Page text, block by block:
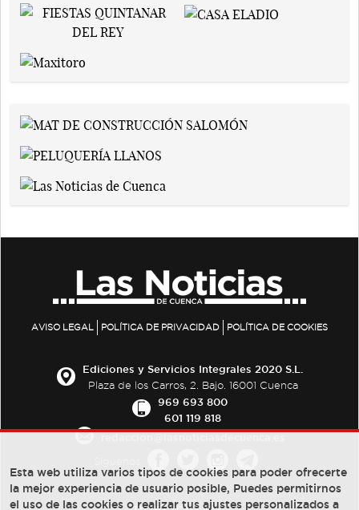
AVISO LEGAL POLÍTICA DE PRIVACIDAD POLÍTICA DE COOKIES
Ediciones y Servicios Integrales 2020 S.L.
Plaza de los Carros, 2. Bajo. 16001 Cuenca
969 693 800
601 119 818
Esta web utiliza varios tipos de cookies para poder ofrecerte
la mejor experiencia de usuario posible, Puedes permitirnos
el uso de las cookies o realizar tus ajustes personalizados a